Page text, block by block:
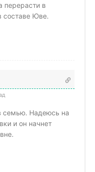
перерасти в
составе Юве.
семью. Надеюсь на
и он начнет